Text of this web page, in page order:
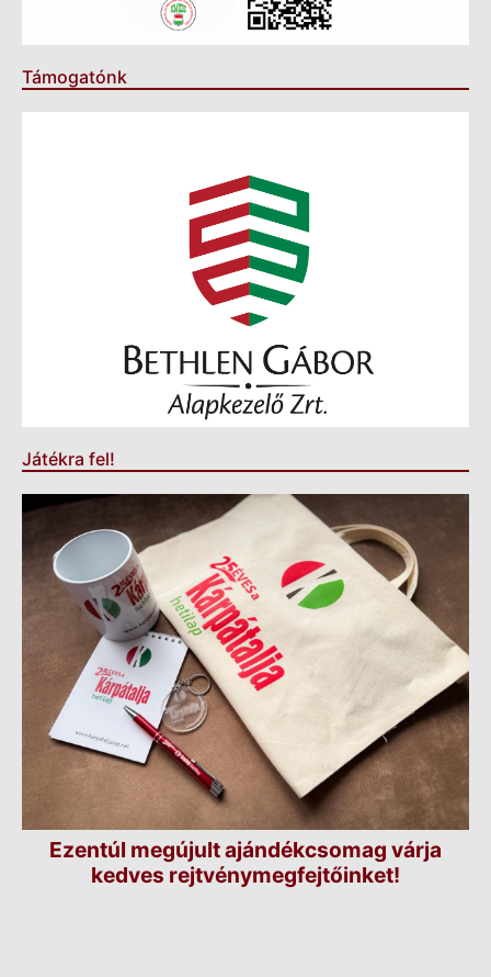
Támogatónk
Játékra fel!
Ezentúl megújult ajándékcsomag várja
kedves rejtvénymegfejtőinket!